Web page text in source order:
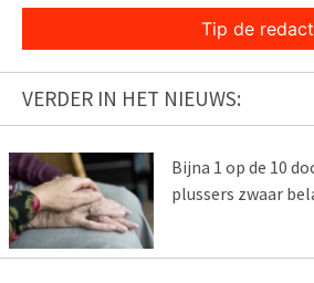
Tip de
VERDER IN HET NIEUWS:
Bijna 1 op de 10
plussers zwaar